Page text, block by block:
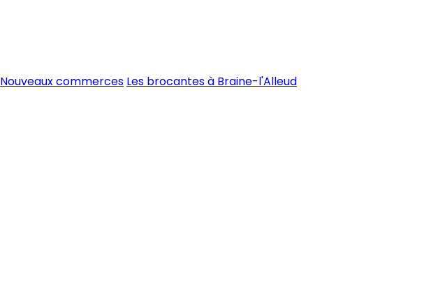
Nouveaux commerces Les brocantes à Braine-l'Alleud